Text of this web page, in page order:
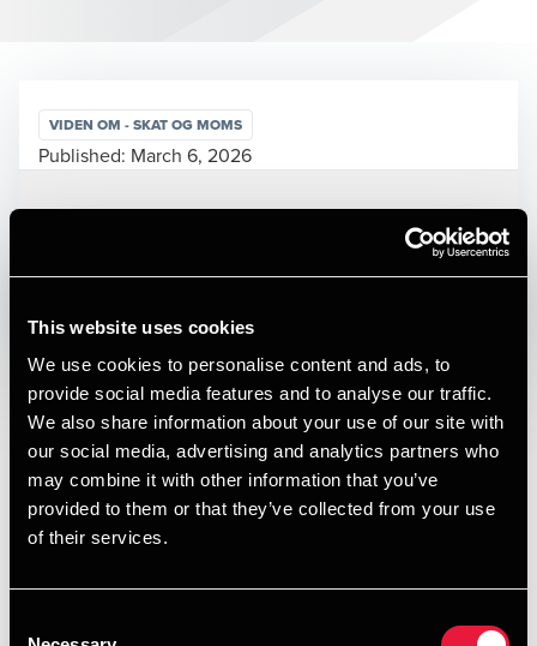
This website uses cookies
We use cookies to personalise content and ads, to
provide social media features and to analyse our traffic.
We also share information about your use of our site with
our social media, advertising and analytics partners who
may combine it with other information that you’ve
provided to them or that they’ve collected from your use
of their services.
Hvad er social sikring?
At være social sikret betyder, at du kan blive behandlet på
sygehus, gå til læge samt du er omfattet af de danske
regler om eksempelvis pension, dagpenge, børnepenge og
arbejdsskader.
Hovedreglen er, at man er social sikret i sit arbejdsland.
forlængelse i visse tilfælde.
VIDEN OM - SKAT OG MOMS
Published: March 6, 2026
Forfattere
Katrine Venzel Vejdiksen
Manager, Tax Legal
Opens In A New Window/tab
Opens In A New Window/tab
Opens In A New Window/tab
Opens In A New Window/tab